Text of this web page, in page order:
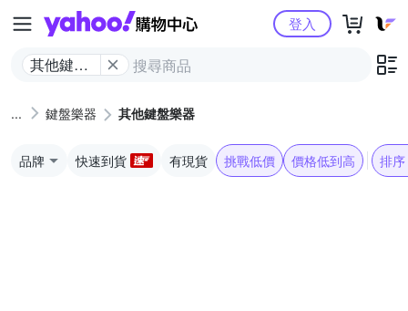
Yahoo購物中心
其他鍵盤
登入
鍵盤樂器 其他鍵盤樂器
品牌 快速到貨 有現貨 挑戰低價 價格低到高 排序